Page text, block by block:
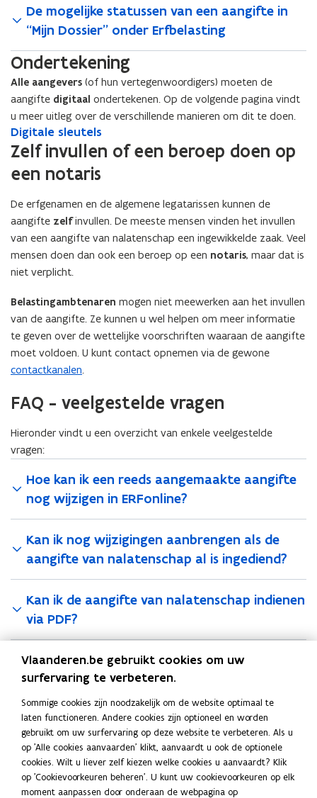
e
n
t
i
n
n
i
e
u
w
e
n
s
t
e
)
De mogelijke statussen van een aangifte in
“Mijn Dossier” onder Erfbelasting
Ondertekening
Alle aangevers (of hun vertegenwoordigers) moeten de
aangifte digitaal ondertekenen. Op de volgende pagina vindt
u meer uitleg over de verschillende manieren om dit te doen.
D
i
g
i
a
l
e
s
e
u
t
e
l
s
Digitale sleutels
D
i
g
i
a
l
e
s
e
u
t
e
l
s
Zelf invullen of een beroep doen op
een notaris
De erfgenamen en de algemene legatarissen kunnen de
aangifte zelfinvullen. De meeste mensen vinden het invullen
van een aangifte van nalatenschap een ingewikkelde zaak. Veel
mensen doen dan ook een beroep op een notaris, maar dat is
niet verplicht.
Belastingambtenaren mogen niet meewerken aan het invullen
van de aangifte. Ze kunnen u wel helpen om meer informatie
te geven over de wettelijke voorschriften waaraan de aangifte
moet voldoen. U kunt contact opnemen via de gewone
contactkanalen.
FAQ - veelgestelde vragen
Hieronder vindt u een overzicht van enkele veelgestelde
vragen:
Hoe kan ik een reeds aangemaakte aangifte
nog wijzigen in ERFonline?
Kan ik nog wijzigingen aanbrengen als de
aangifte van nalatenschap al is ingediend?
Kan ik de aangifte van nalatenschap indienen
via PDF?
Deel deze pagina
i
k
e
d
i
o
i
e
e
r
Contact
Neem contact op met de Vlaamse Belastingdienst
Vlaanderen.be gebruikt cookies om uw
surfervaring te verbeteren.
Sommige cookies zijn noodzakelijk om de website optimaal te
laten functioneren. Andere cookies zijn optioneel en worden
gebruikt om uw surfervaring op deze website te verbeteren. Als u
op 'Alle cookies aanvaarden' klikt, aanvaardt u ook de optionele
cookies. Wilt u liever zelf kiezen welke cookies u aanvaardt? Klik
op 'Cookievoorkeuren beheren'. U kunt uw cookievoorkeuren op elk
moment aanpassen door onderaan de webpagina op